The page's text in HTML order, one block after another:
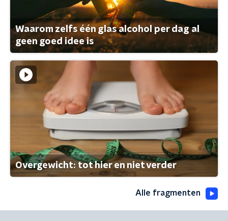
Waarom zelfs één glas alcohol per dag al
geen goed idee is
Overgewicht: tot hier en niet verder
Alle fragmenten